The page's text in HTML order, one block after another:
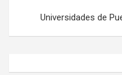
entradas
Universidades de